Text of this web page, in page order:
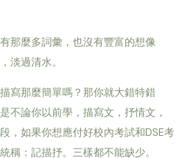
那麼多詞彙，也沒有豐富的想像
淡過清水。
寫那麼簡單嗎？那你就大錯特錯
不論你以前學，描寫文，抒情文，
，如果你想應付好校內考試和DSE考
稱：記描抒。三樣都不能缺少。